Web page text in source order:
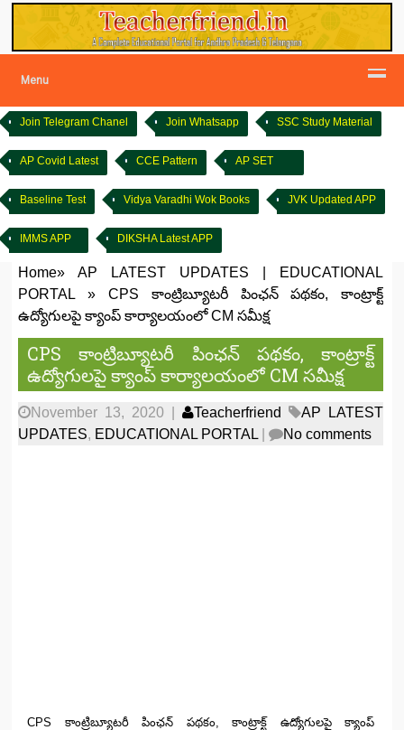
Menu
Join Telegram Chanel Join Whatsapp SSC Study Material
AP Covid Latest CCE Pattern AP SET
Baseline Test Vidya Varadhi Wok Books JVK Updated APP
IMMS APP DIKSHA Latest APP
Home»AP LATEST UPDATES
EDUCATIONAL
PORTAL
» CPS కాంట్రిబ్యూటరీ పింఛన్‌ పథకం, కాంట్రాక్ట్‌
ఉద్యోగులపై క్యాంప్‌ కార్యాలయంలో‌ CM సమీక్ష
CPS కాంట్రిబ్యూటరీ పింఛన్‌ పథకం, కాంట్రాక్ట్‌
ఉద్యోగులపై క్యాంప్‌ కార్యాలయంలో‌ CM సమీక్ష
November 13, 2020 | Teacherfriend
AP LATEST
UPDATES, EDUCATIONAL PORTAL| No comments
CPS కాంట్రిబ్యూటరీ పింఛన్‌ పథకం, కాంట్రాక్ట్‌ ఉద్యోగులపై క్యాంప్‌